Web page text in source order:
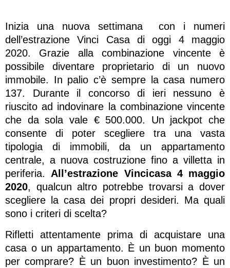
Inizia una nuova settimana con i numeri
dell’estrazione Vinci Casa di oggi 4 maggio
2020. Grazie alla combinazione vincente è
possibile diventare proprietario di un nuovo
immobile. In palio c’è sempre la casa numero
137. Durante il concorso di ieri nessuno è
riuscito ad indovinare la combinazione vincente
che da sola vale € 500.000. Un jackpot che
consente di poter scegliere tra una vasta
tipologia di immobili, da un appartamento
centrale, a nuova costruzione fino a villetta in
periferia. All’estrazione Vincicasa 4 maggio
2020, qualcun altro potrebbe trovarsi a dover
scegliere la casa dei propri desideri. Ma quali
sono i criteri di scelta?
Rifletti attentamente prima di acquistare una
casa o un appartamento. È un buon momento
per comprare? È un buon investimento? È un